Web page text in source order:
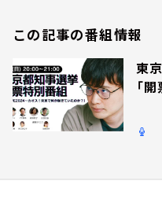
この記事の番組情報
東
「